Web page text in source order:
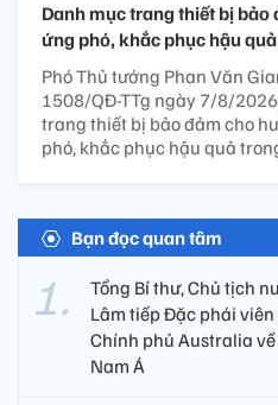
Danh mục trang thiết bị bảo
ứng phó, khắc phục hậu
Phó Thủ tướng Phan Văn
1508/QĐ-TTg ngày 7/8/
trang thiết bị bảo đảm cho
phó, khắc phục hậu quả
Bạn đọc quan tâm
Tổng Bí thư, Chủ tịch
Lâm tiếp Đặc phái viên
Chính phủ Australia
Nam Á